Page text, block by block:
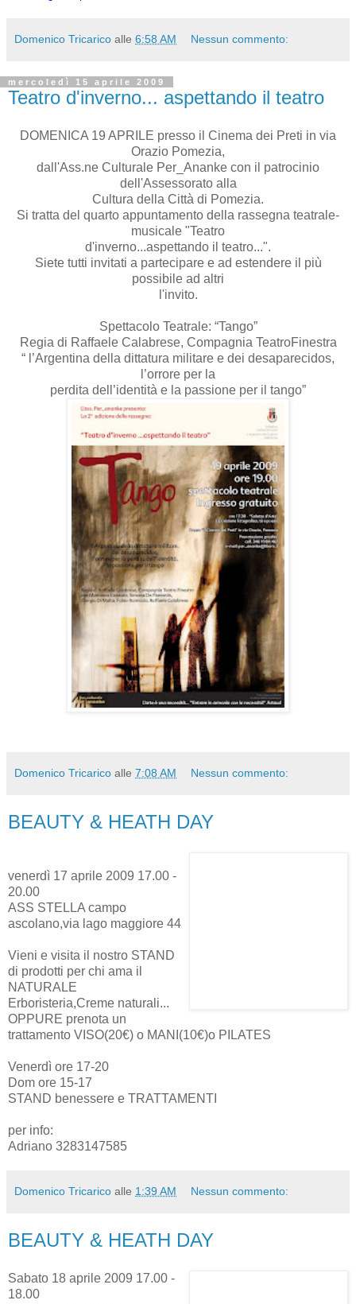
Domenico Tricarico alle 6:58 AM Nessun commento:
mercoledì 15 aprile 2009
Teatro d'inverno... aspettando il teatro
DOMENICA 19 APRILE presso il Cinema dei Preti in via
Orazio Pomezia,
dall'Ass.ne Culturale Per_Ananke con il patrocinio
dell'Assessorato alla
Cultura della Città di Pomezia.
Si tratta del quarto appuntamento della rassegna teatrale-
musicale "Teatro
d'inverno...aspettando il teatro...".
Siete tutti invitati a partecipare e ad estendere il più
possibile ad altri
l'invito.
Spettacolo Teatrale: “Tango”
Regia di Raffaele Calabrese, Compagnia TeatroFinestra
“ l’Argentina della dittatura militare e dei desaparecidos,
l’orrore per la
perdita dell’identità e la passione per il tango”
Domenico Tricarico alle 7:08 AM Nessun commento:
BEAUTY & HEATH DAY
venerdì 17 aprile 2009 17.00 -
20.00
ASS STELLA campo
ascolano,via lago maggiore 44
Vieni e visita il nostro STAND
di prodotti per chi ama il
NATURALE
Erboristeria,Creme naturali...
OPPURE prenota un
trattamento VISO(20€) o MANI(10€)o PILATES
Venerdì ore 17-20
Dom ore 15-17
STAND benessere e TRATTAMENTI
per info:
Adriano 3283147585
Domenico Tricarico alle 1:39 AM Nessun commento:
BEAUTY & HEATH DAY
Sabato 18 aprile 2009 17.00 -
18.00